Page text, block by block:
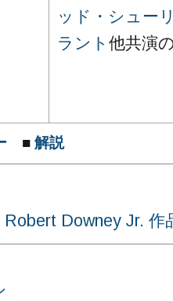
ッド・シュー
ラント 他共演
■ 解説
Downey Jr. 作